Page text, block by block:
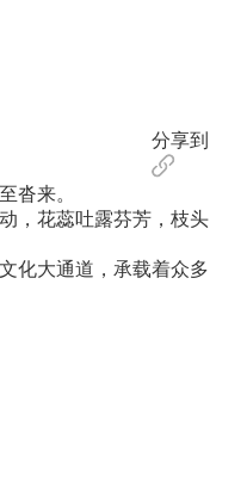
分享到
沓来。
，花蕊吐露芬芳，枝头
化大通道，承载着众多